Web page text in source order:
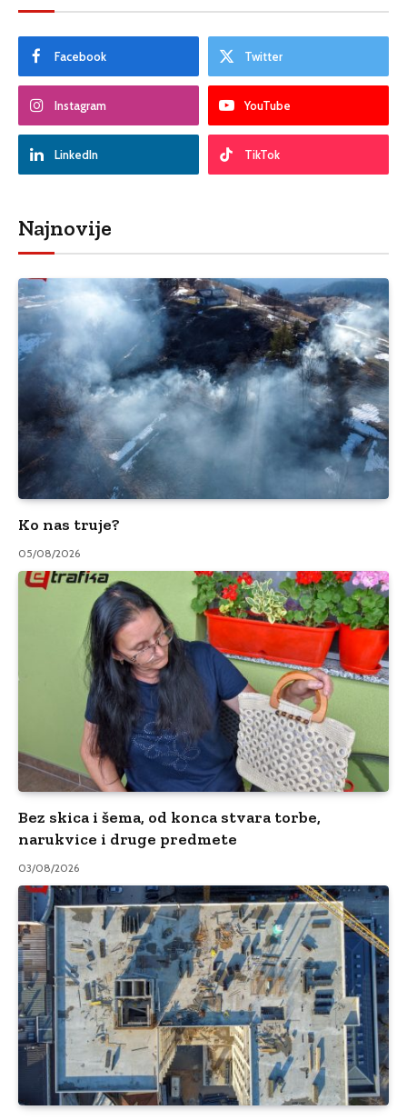
Facebook Twitter
Instagram YouTube
LinkedIn TikTok
Najnovije
Ko nas truje?
05/08/2026
Bez skica i šema, od konca stvara torbe,
narukvice i druge predmete
03/08/2026